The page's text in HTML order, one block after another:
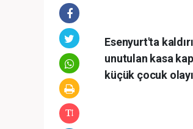
Esenyurt'ta
unutulan kasa
küçük çocuk